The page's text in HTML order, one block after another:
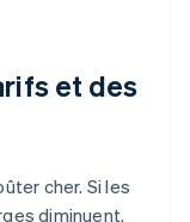
et des
cher. Si les
diminuent.